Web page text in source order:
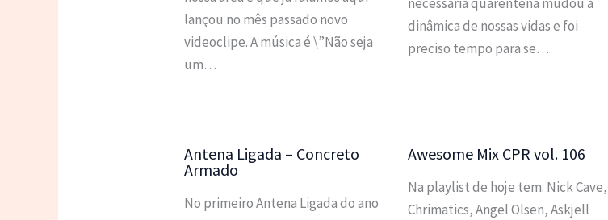
lançou no mês passado novo
videoclipe. A música é \”Não seja
um…
dinâmica de nossas vidas e foi
preciso tempo para se…
Antena Ligada – Concreto
Armado
No primeiro Antena Ligada do ano
Awesome Mix CPR vol. 106
Na playlist de hoje tem: Nick Cave,
Chrimatics, Angel Olsen, Askjell